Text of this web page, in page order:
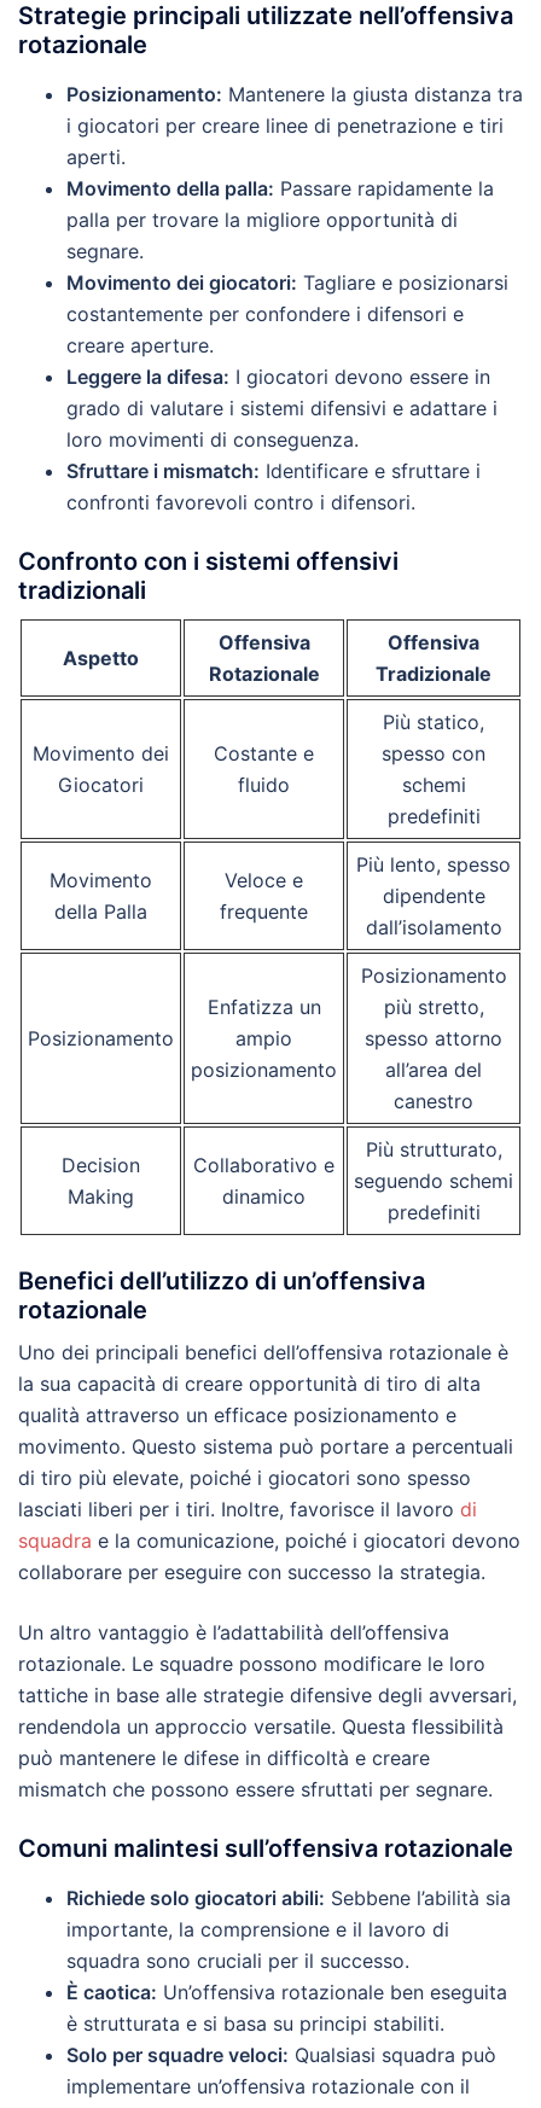
Strategie principali utilizzate nell’offensiva
rotazionale
Posizionamento: Mantenere la giusta distanza tra
i giocatori per creare linee di penetrazione e tiri
aperti.
Movimento della palla: Passare rapidamente la
palla per trovare la migliore opportunità di
segnare.
Movimento dei giocatori: Tagliare e posizionarsi
costantemente per confondere i difensori e
creare aperture.
Leggere la difesa: I giocatori devono essere in
grado di valutare i sistemi difensivi e adattare i
loro movimenti di conseguenza.
Sfruttare i mismatch: Identificare e sfruttare i
confronti favorevoli contro i difensori.
Confronto con i sistemi offensivi
tradizionali
Aspetto
Offensiva
Rotazionale
Offensiva
Tradizionale
Movimento dei
Giocatori
Costante e
fluido
Più statico,
spesso con
schemi
predefiniti
Movimento
della Palla
Veloce e
frequente
Più lento, spesso
dipendente
dall’isolamento
Posizionamento
Enfatizza un
ampio
posizionamento
Posizionamento
più stretto,
spesso attorno
all’area del
canestro
Decision
Making
Collaborativo e
dinamico
Più strutturato,
seguendo schemi
predefiniti
Benefici dell’utilizzo di un’offensiva
rotazionale
Uno dei principali benefici dell’offensiva rotazionale è
la sua capacità di creare opportunità di tiro di alta
qualità attraverso un efficace posizionamento e
movimento. Questo sistema può portare a percentuali
di tiro più elevate, poiché i giocatori sono spesso
lasciati liberi per i tiri. Inoltre, favorisce il lavoro di
squadra e la comunicazione, poiché i giocatori devono
collaborare per eseguire con successo la strategia.
Un altro vantaggio è l’adattabilità dell’offensiva
rotazionale. Le squadre possono modificare le loro
tattiche in base alle strategie difensive degli avversari,
rendendola un approccio versatile. Questa flessibilità
può mantenere le difese in difficoltà e creare
mismatch che possono essere sfruttati per segnare.
Comuni malintesi sull’offensiva rotazionale
Richiede solo giocatori abili: Sebbene l’abilità sia
importante, la comprensione e il lavoro di
squadra sono cruciali per il successo.
È caotica: Un’offensiva rotazionale ben eseguita
è strutturata e si basa su principi stabiliti.
Solo per squadre veloci: Qualsiasi squadra può
implementare un’offensiva rotazionale con il